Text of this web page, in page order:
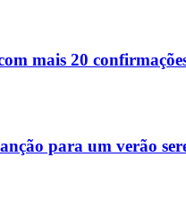
mais 20
para um verão